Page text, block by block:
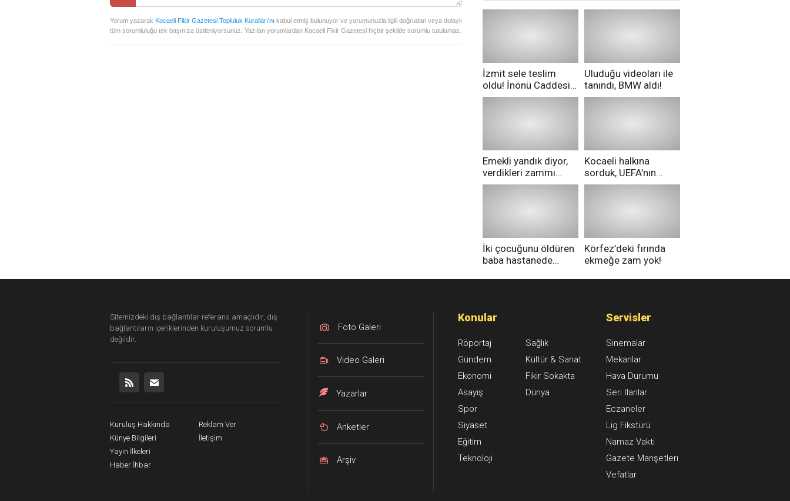
Yorum yazarak Kocaeli Fikir Gazetesi Topluluk Kuralları’nı kabul etmiş bulunuyor ve yorumunuzla ilgili doğrudan veya dolaylı
tüm sorumluluğu tek başınıza üstleniyorsunuz. Yazılan yorumlardan Kocaeli Fikir Gazetesi hiçbir şekilde sorumlu tutulamaz.
İzmit sele teslim
oldu! İnönü Caddesi
göle döndü!
Uluduğu videoları ile
tanındı, BMW aldı!
Emekli yandık diyor,
verdikleri zammı
pazarda geri aldılar!
Kocaeli halkına
sorduk, UEFA’nın
Merih Demiral kararı
İki çocuğunu öldüren
baba hastanede
Körfez’deki fırında
ekmeğe zam yok!
Sitemizdeki dış bağlantılar referans amaçlıdır, dış
bağlantıların içeriklerinden kuruluşumuz sorumlu
değildir.
Kuruluş Hakkında
Künye Bilgileri
Yayın İlkeleri
Haber İhbar
Reklam Ver
İletişim
Foto Galeri
Video Galeri
Yazarlar
Anketler
Arşiv
Konular
Röportaj
Gündem
Ekonomi
Asayiş
Spor
Siyaset
Eğitim
Teknoloji
Sağlık
Kültür & Sanat
Fikir Sokakta
Dünya
Servisler
Sinemalar
Mekanlar
Hava Durumu
Seri İlanlar
Eczaneler
Lig Fikstürü
Namaz Vakti
Gazete Manşetleri
Vefatlar